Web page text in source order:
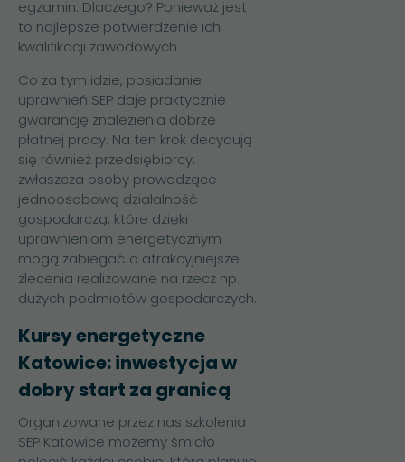
egzamin. Dlaczego? Ponieważ jest
to najlepsze potwierdzenie ich
kwalifikacji zawodowych.
Co za tym idzie, posiadanie
uprawnień SEP daje praktycznie
gwarancję znalezienia dobrze
płatnej pracy. Na ten krok decydują
się również przedsiębiorcy,
zwłaszcza osoby prowadzące
jednoosobową działalność
gospodarczą, które dzięki
uprawnieniom energetycznym
mogą zabiegać o atrakcyjniejsze
zlecenia realizowane na rzecz np.
dużych podmiotów gospodarczych.
Kursy energetyczne
Katowice: inwestycja w
dobry start za granicą
Organizowane przez nas szkolenia
SEP Katowice możemy śmiało